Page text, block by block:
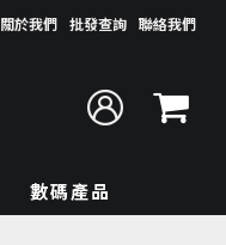
關於我們 批發查詢 聯絡我們
數碼產品